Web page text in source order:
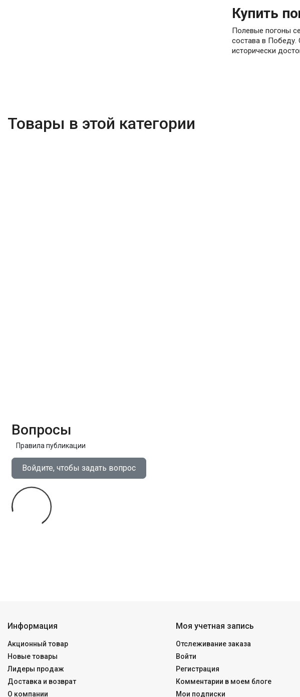
Купить
Полевые погоны
состава в Победу.
исторически
Товары в этой категории
Вопросы
Правила публикации
Войдите, чтобы задать вопрос
Информация
Акционный товар
Новые товары
Лидеры продаж
Доставка и возврат
О компании
Моя учетная запись
Отслеживание заказа
Войти
Регистрация
Комментарии в моем блоге
Мои подписки